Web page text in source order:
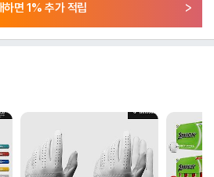
하면 1% 추가 적립